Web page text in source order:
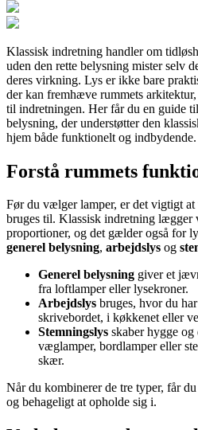
Klassisk indretning handler om
uden den rette belysning mister selv
deres virkning. Lys er ikke bare
der kan fremhæve rummets
til indretningen. Her får du en guide
belysning, der understøtter den
hjem både funktionelt og indbydende.
Forstå rummets
Før du vælger lamper, er det vigtigt
bruges til. Klassisk indretning lægger
proportioner, og det gælder også for
generel belysning, arbejdslys og
Generel belysning giver et
fra loftlamper eller lysekroner.
Arbejdslys bruges, hvor du
skrivebordet, i køkkenet eller
Stemningslys skaber hygge
væglamper, bordlamper eller
skær.
Når du kombinerer de tre typer, får
og behageligt at opholde sig i.